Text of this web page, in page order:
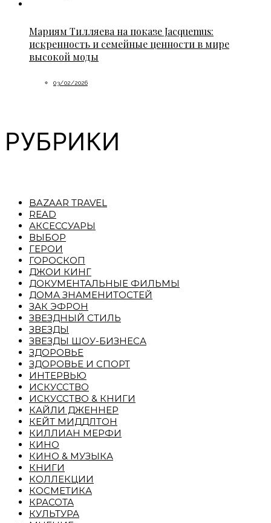
Мариям Тилляева на показе Jacquemus:
искренность и семейные ценности в мире
высокой моды
03/02/2026
РУБРИКИ
BAZAAR TRAVEL
READ
АКСЕССУАРЫ
ВЫБОР
ГЕРОИ
ГОРОСКОП
ДЖОИ КИНГ
ДОКУМЕНТАЛЬНЫЕ ФИЛЬМЫ
ДОМА ЗНАМЕНИТОСТЕЙ
ЗАК ЭФРОН
ЗВЕЗДНЫЙ СТИЛЬ
ЗВЕЗДЫ
ЗВЕЗДЫ ШОУ-БИЗНЕСА
ЗДОРОВЬЕ
ЗДОРОВЬЕ И СПОРТ
ИНТЕРВЬЮ
ИСКУССТВО
ИСКУССТВО & КНИГИ
КАЙЛИ ДЖЕННЕР
КЕЙТ МИДДЛТОН
КИЛЛИАН МЕРФИ
КИНО
КИНО & МУЗЫКА
КНИГИ
КОЛЛЕКЦИИ
КОСМЕТИКА
КРАСОТА
КУЛЬТУРА